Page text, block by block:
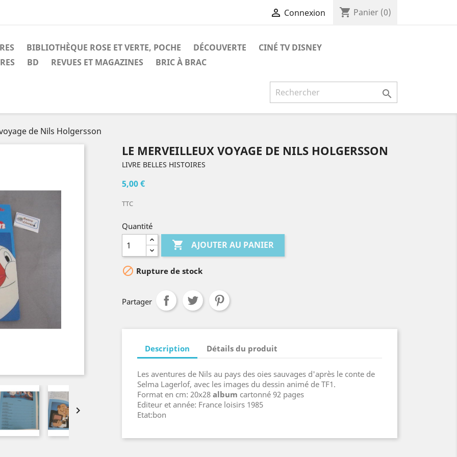
 Connexion shopping_cart Panier (0)
BIBLIOTHÈQUE ROSE ET VERTE, POCHE DÉCOUVERTE
CINÉ TV DISNEY
BD REVUES ET MAGAZINES BRIC À BRAC

de Nils Holgersson

LE MERVEILLEUX VOYAGE DE NILS HOLGERSSON
LIVRE BELLES HISTOIRES
5,00 €
TTC
Quantité
 AJOUTER AU PANIER
 Rupture de stock
Partager
Description Détails du produit
Les aventures de Nils au pays des oies sauvages d'après le conte de
Selma Lagerlof, avec les images du dessin animé de TF1.
Format en cm: 20x28 album cartonné 92 pages
Editeur et année: France loisirs 1985
Etat:bon